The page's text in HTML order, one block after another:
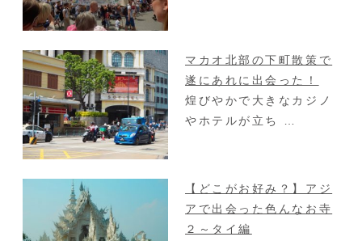
マカオ北部の下町散策で
遂にあれに出会った！
煌びやかで大きなカジノ
やホテルが立ち …
【どこがお好み？】アジ
アで出会った色んなお寺
２～タイ編